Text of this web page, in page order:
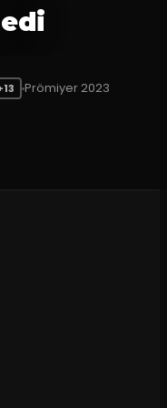
Prömiyer 2023